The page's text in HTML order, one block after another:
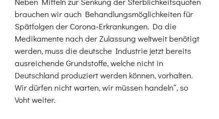
brauchen wir auch Behandlungsmöglichkeiten für
Spätfolgen der Corona-Erkrankungen. Da die
Medikamente nach der Zulassung weltweit benötigt
werden, muss die deutsche Industrie jetzt bereits
ausreichende Grundstoffe, welche nicht in
Deutschland produziert werden können, vorhalten.
Wir dürfen nicht warten, wir müssen handeln“, so
Voht weiter.